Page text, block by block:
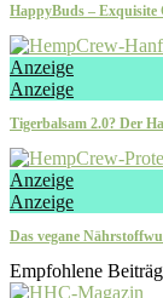
HappyBuds – Exquisite
Anzeige
Anzeige
Tigerbalsam 2.0? Der
Anzeige
Anzeige
Das vegane
Empfohlene